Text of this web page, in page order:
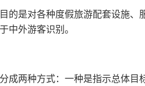
是对各种度假旅游配套设施、
中外游客识别。
两种方式：一种是指示总体目